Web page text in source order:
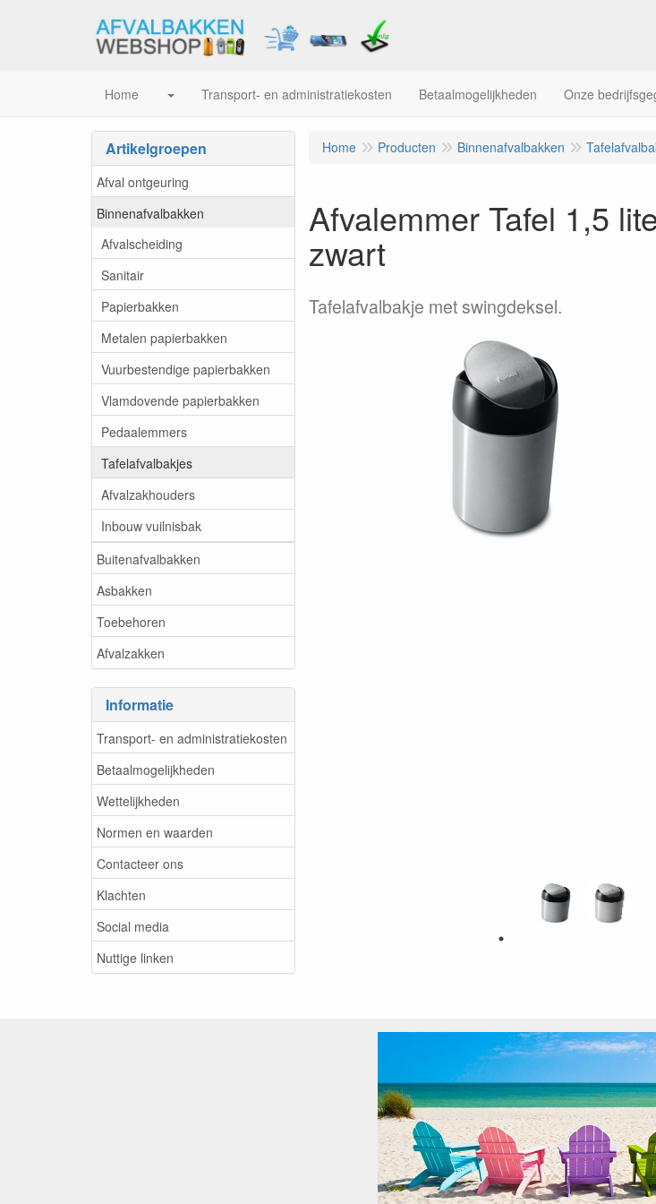
Home Transport- en administratiekosten Betaalmogelijkheden Onze
Artikelgroepen
Afval ontgeuring
Binnenafvalbakken
Afvalscheiding
Sanitair
Papierbakken
Metalen papierbakken
Vuurbestendige papierbakken
Vlamdovende papierbakken
Pedaalemmers
Tafelafvalbakjes
Afvalzakhouders
Inbouw vuilnisbak
Buitenafvalbakken
Asbakken
Toebehoren
Afvalzakken
Informatie
Transport- en administratiekosten
Betaalmogelijkheden
Wettelijkheden
Normen en waarden
Contacteer ons
Klachten
Social media
Nuttige linken
Home Producten Binnenafvalbakken
Afvalemmer Tafel 1,5
zwart
Tafelafvalbakje met swingdeksel.